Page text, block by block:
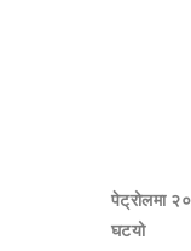
पेट्रोलमा
घटयो